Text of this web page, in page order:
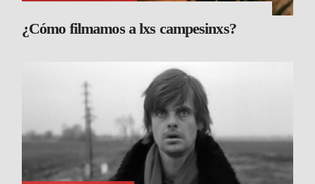
¿Cómo filmamos a lxs campesinxs?